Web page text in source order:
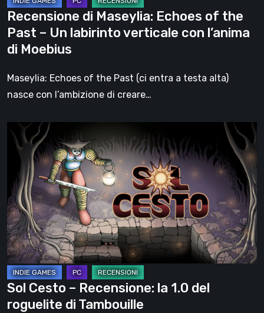
labirinto
verticale
con
l’anima
di
Recensione di Maseylia: Echoes of the
Past – Un labirinto verticale con l’anima
di Moebius
Maseylia: Echoes of the Past (ci entra a testa alta)
nasce con l’ambizione di creare…
Cesto
Recensione:
la
1.0
del
roguelite
di
Tambouille
Sol Cesto – Recensione: la 1.0 del
roguelite di Tambouille